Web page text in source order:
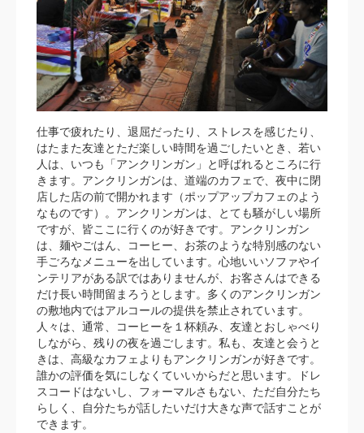
仕事で疲れたり、退屈だったり、ストレスを感じたり、
はたまた友達とただ楽しい時間を過ごしたいとき、若い
人は、いつも「アンクリンガン」と呼ばれるところに行
きます。アンクリンガンは、道端のカフェで、夜中に閉
店した店の前で開かれます（ポップアップカフェのよう
なものです）。アンクリンガンは、とても騒がしい場所
ですが、皆ここに行くのが好きです。アンクリンガン
は、麺やごはん、コーヒー、お茶のような特別感のない
手ごろなメニューを出しています。心地いいソファやイ
ンテリアがある訳ではありませんが、お客さんはできる
だけ長い時間留まろうとします。多くのアンクリンガン
の敷地内ではアルコールの提供を禁止されています。
人々は、通常、コーヒーを１杯頼み、友達とおしゃべり
しながら、残りの夜を過ごします。私も、友達と会うと
きは、高級なカフェよりもアンクリンガンが好きです。
誰かの評価を気にしなくていいからだと思います。ドレ
スコードはないし、フォーマルさもない、ただ自分たち
らしく、自分たちが話したいだけ大きな声で話すことが
できます。